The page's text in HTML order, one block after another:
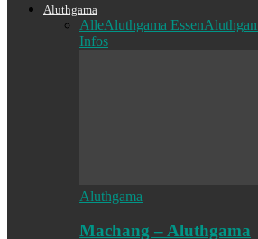
Aluthgama
AlleAluthgama Essen
Infos
Aluthgama
Machang – Aluthgama